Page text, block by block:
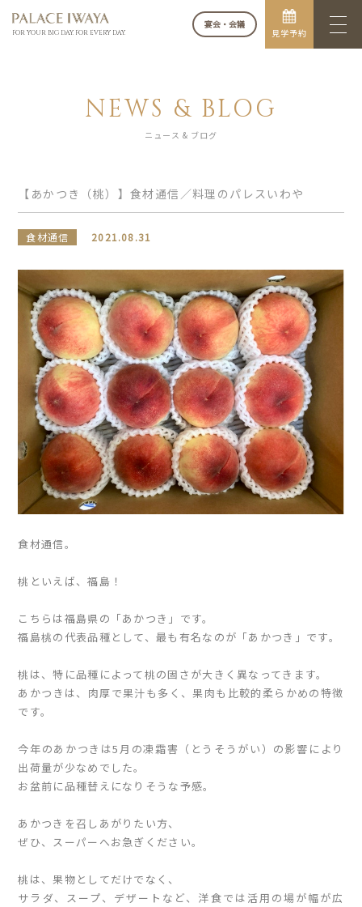
FOR YOUR BIG DAY. FOR EVERY DAY.
宴会・会議
見学予約
NEWS & BLOG
ニュース & ブログ
【あかつき（桃）】食材通信／料理のパレスいわや
食材通信 2021.08.31
食材通信。
桃といえば、福島！
こちらは福島県の「あかつき」です。
福島桃の代表品種として、最も有名なのが「あかつき」です。
桃は、特に品種によって桃の固さが大きく異なってきます。
あかつきは、肉厚で果汁も多く、果肉も比較的柔らかめの特徴
です。
今年のあかつきは5月の凍霜害（とうそうがい）の影響により
出荷量が少なめでした。
お盆前に品種替えになりそうな予感。
あかつきを召しあがりたい方、
ぜひ、スーパーへお急ぎください。
桃は、果物としてだけでなく、
サラダ、スープ、デザートなど、洋食では活用の場が幅が広